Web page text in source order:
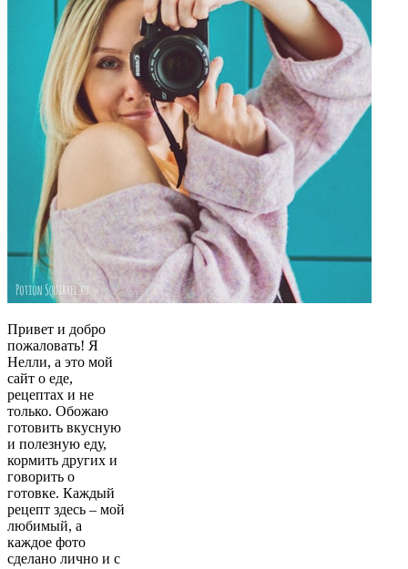
Привет и добро
пожаловать! Я
Нелли, а это мой
сайт о еде,
рецептах и не
только. Обожаю
готовить вкусную
и полезную еду,
кормить других и
говорить о
готовке. Каждый
рецепт здесь – мой
любимый, а
каждое фото
сделано лично и с